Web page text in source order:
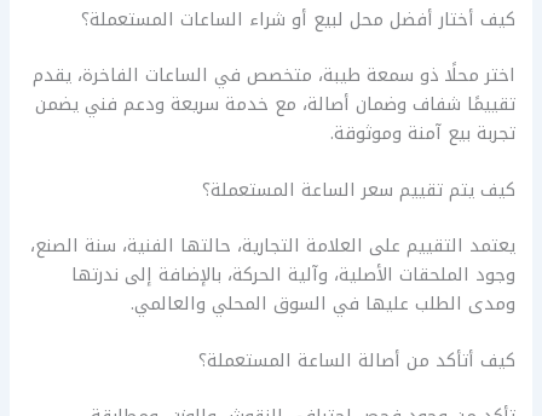
كيف أختار أفضل محل لبيع أو شراء الساعات المستعملة؟
اختر محلًا ذو سمعة طيبة، متخصص في الساعات الفاخرة، يقدم
تقييمًا شفاف وضمان أصالة، مع خدمة سريعة ودعم فني يضمن
تجربة بيع آمنة وموثوقة.
كيف يتم تقييم سعر الساعة المستعملة؟
يعتمد التقييم على العلامة التجارية، حالتها الفنية، سنة الصنع،
وجود الملحقات الأصلية، وآلية الحركة، بالإضافة إلى ندرتها
ومدى الطلب عليها في السوق المحلي والعالمي.
كيف أتأكد من أصالة الساعة المستعملة؟